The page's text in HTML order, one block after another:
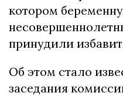
котором
принудили
Об этом стало
заседания